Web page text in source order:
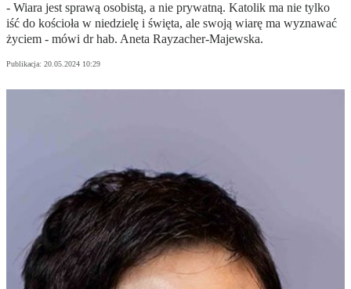
- Wiara jest sprawą osobistą, a nie prywatną. Katolik ma nie tylko
iść do kościoła w niedzielę i święta, ale swoją wiarę ma wyznawać
życiem - mówi dr hab. Aneta Rayzacher-Majewska.
Publikacja: 20.05.2024 10:29